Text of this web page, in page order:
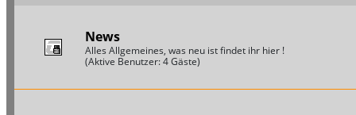
News
Alles Allgemeines, was neu ist findet ihr hier !
(Aktive Benutzer: 4 Gäste)